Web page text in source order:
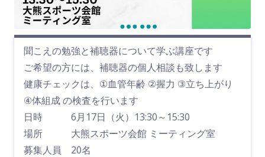
聞こえの勉強と補聴器について学ぶ講座です
ご希望の方には、補聴器の個人相談も致します
健康チェックは、①血管年齢 ②握力 ③立ち上がり
④体組成 の検査を行います
日時 6月17日（火）13:30～15:30
場所 大熊スポーツ会館 ミーティング室
募集人員 20名